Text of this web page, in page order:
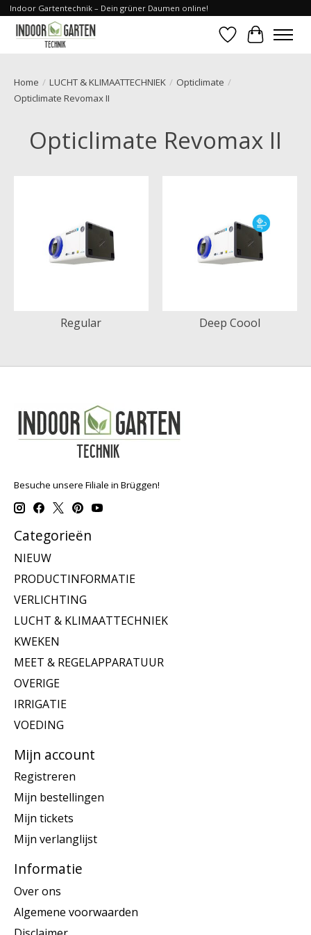
Indoor Gartentechnik – Dein grüner Daumen online!
Verlanglijst
Home / LUCHT & KLIMAATTECHNIEK / Opticlimate /
Opticlimate Revomax II
Opticlimate Revomax II
Regular Deep Coool
Besuche unsere Filiale in Brüggen!
Categorieën
NIEUW
PRODUCTINFORMATIE
VERLICHTING
LUCHT & KLIMAATTECHNIEK
KWEKEN
MEET & REGELAPPARATUUR
OVERIGE
IRRIGATIE
VOEDING
Mijn account
Registreren
Mijn bestellingen
Mijn tickets
Mijn verlanglijst
Informatie
Over ons
Algemene voorwaarden